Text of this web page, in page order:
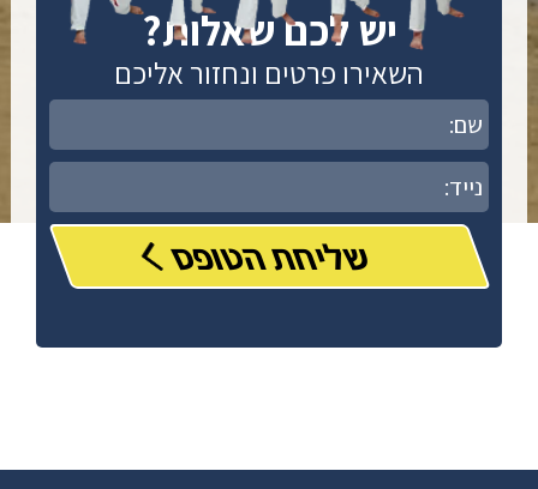
יש לכם שאלות?
השאירו פרטים ונחזור אליכם